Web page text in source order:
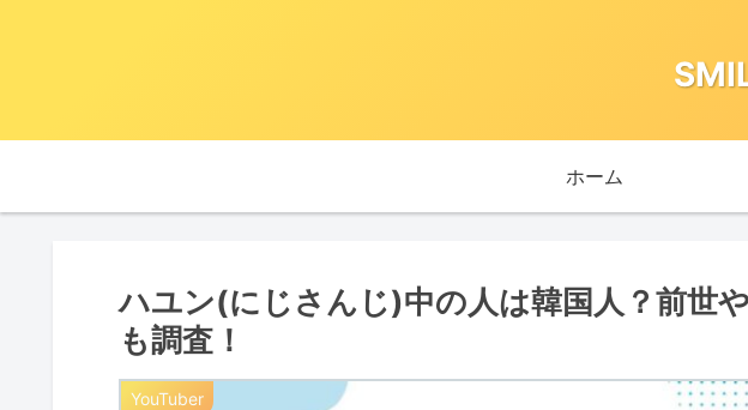
ホーム
ハユン(にじさんじ)中の人は韓国人？前世
も調査！
YouTuber